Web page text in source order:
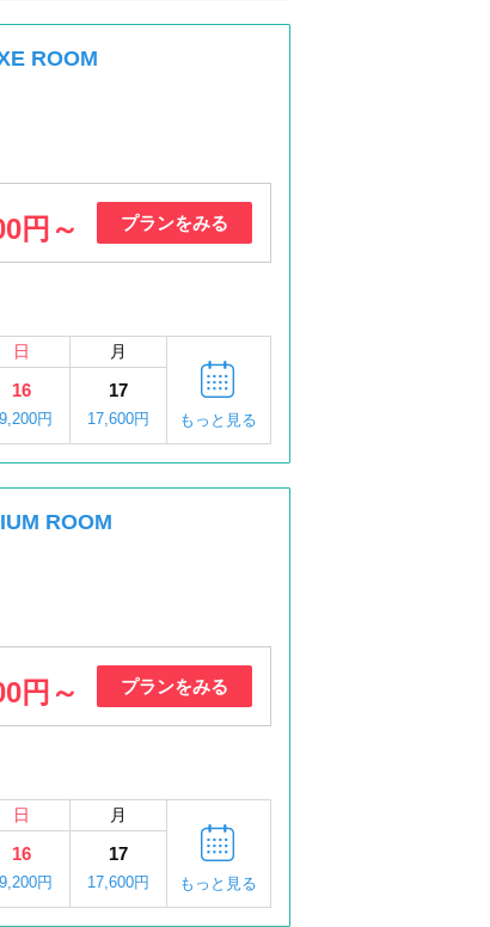
ROOM
円～ プランをみる
日 月
16
円
17
17,600円 もっと見る
ROOM
円～ プランをみる
日 月
16
円
17
17,600円 もっと見る